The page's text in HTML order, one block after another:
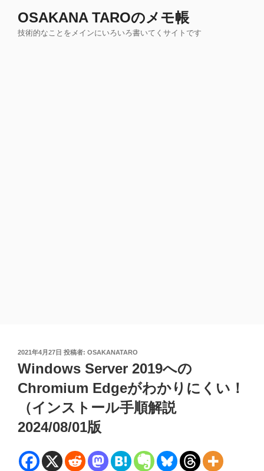
OSAKANA TAROのメモ帳
技術的なことをメインにいろいろ書いてくサイトです
投
稿
日:
2021年4月27日 投稿者: OSAKANATARO
Windows Server 2019への
Chromium Edgeがわかりにくい！
（インストール手順解説
2024/08/01版